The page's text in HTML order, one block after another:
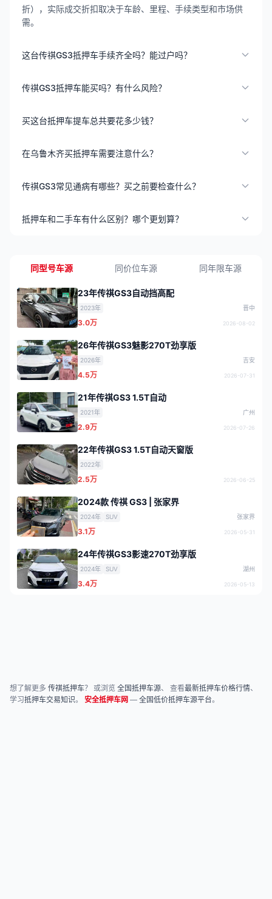
折），实际成交折扣取决于车龄、里程、手续类型和市场供
需。
这台传祺GS3抵押车手续齐全吗？能过户吗？
传祺GS3抵押车能买吗？有什么风险？
买这台抵押车提车总共要花多少钱？
在乌鲁木齐买抵押车需要注意什么？
传祺GS3常见通病有哪些？买之前要检查什么？
抵押车和二手车有什么区别？哪个更划算？
同型号车源 同价位车源 同年限车源
23年传祺GS3自动挡高配
2023年 晋中
3.0万 2026-08-02
26年传祺GS3魅影270T劲享版
2026年 吉安
4.5万 2026-07-31
21年传祺GS3 1.5T自动
2021年 广州
2.9万 2026-07-26
22年传祺GS3 1.5T自动天窗版
2022年
2.5万 2026-06-25
2024款 传祺 GS3 | 张家界
2024年 SUV 张家界
3.1万 2026-05-31
24年传祺GS3影速270T劲享版
2024年 SUV 湖州
3.4万 2026-05-13
想了解更多 传祺抵押车？ 或浏览 全国抵押车源、 查看最新抵押车价格行情、
学习抵押车交易知识。 安全抵押车网 — 全国低价抵押车源平台。